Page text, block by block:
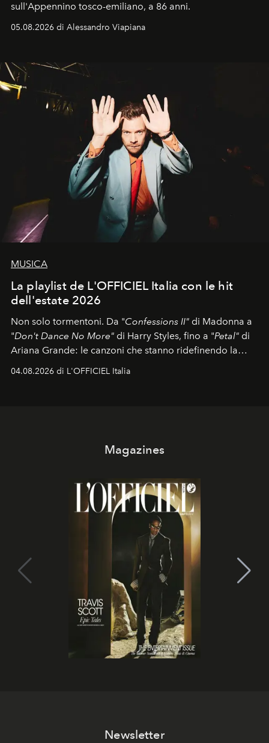
sull'Appennino tosco-emiliano, a 86 anni.
05.08.2026 di Alessandro Viapiana
MUSICA
La playlist de L'OFFICIEL Italia con le hit
dell'estate 2026
Non solo tormentoni. Da "Confessions II" di Madonna a
"Don't Dance No More" di Harry Styles, fino a "Petal" di
Ariana Grande: le canzoni che stanno ridefinendo la
colonna sonora della stagione.
04.08.2026 di L'OFFICIEL Italia
Magazines
Newsletter